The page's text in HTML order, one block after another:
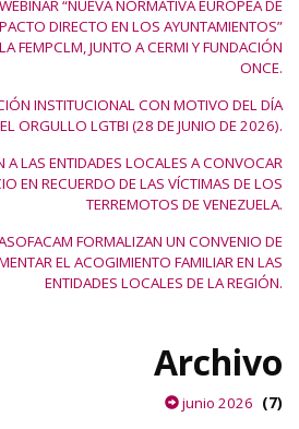
“NUEVA NORMATIVA EUROPEA DE
DIRECTO EN LOS AYUNTAMIENTOS”
FEMPCLM, JUNTO A CERMI Y FUNDACIÓN
ONCE.
INSTITUCIONAL CON MOTIVO DEL DÍA
ORGULLO LGTBI (28 DE JUNIO DE 2026).
A LAS ENTIDADES LOCALES A CONVOCAR
EN RECUERDO DE LAS VÍCTIMAS DE LOS
TERREMOTOS DE VENEZUELA.
FORMALIZAN UN CONVENIO DE
EL ACOGIMIENTO FAMILIAR EN LAS
ENTIDADES LOCALES DE LA REGIÓN.
Archivo
junio 2026 (7)